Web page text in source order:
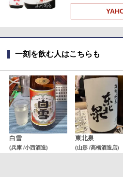
一刻を飲む人はこちらも
白雪
(兵庫 /小西酒造)
東北泉
(山形 /高橋酒造店)